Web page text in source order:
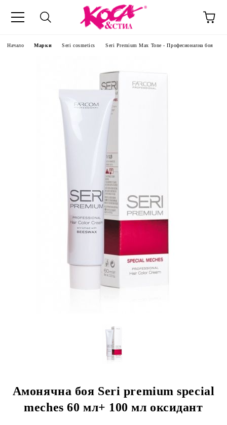
Начало Марки Seri cosmetics Seri Premium Max Tone - Професионална боя
Амонячна боя Seri premium special
meches 60 мл+ 100 мл оксидант